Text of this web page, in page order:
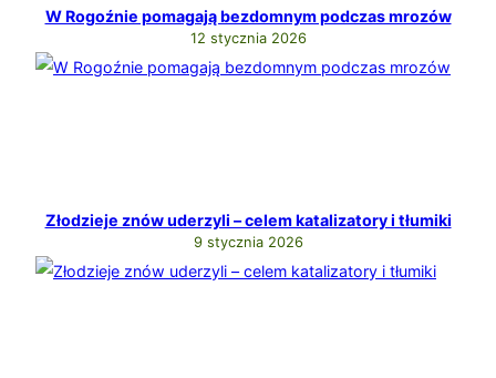
W Rogoźnie pomagają bezdomnym podczas mrozów
12 stycznia 2026
Złodzieje znów uderzyli – celem katalizatory i tłumiki
9 stycznia 2026